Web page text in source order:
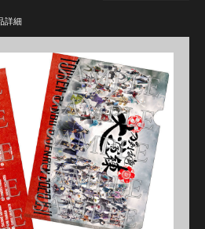
BOOK その他
光 単騎出陣 極
詳細